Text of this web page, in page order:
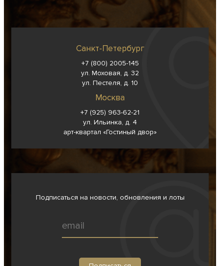
Санкт-Петербург
+7 (800) 2005-145
ул. Моховая, д. 32
ул. Пестеля, д. 10
Москва
+7 (925) 963-62-21
ул. Ильинка, д. 4
арт-квартал «Гостиный двор»
Подписаться на новости, обновления и лоты